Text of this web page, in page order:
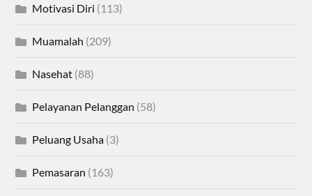
Motivasi Diri (113)
Muamalah (209)
Nasehat (88)
Pelayanan Pelanggan (58)
Peluang Usaha (3)
Pemasaran (163)